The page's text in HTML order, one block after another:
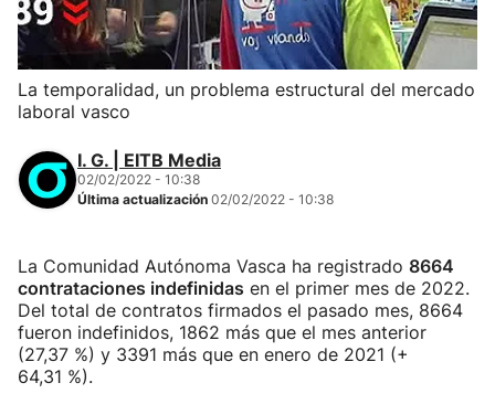
La temporalidad, un problema estructural del mercado
laboral vasco
I. G. | EITB Media
02/02/2022 - 10:38
Última actualización 02/02/2022 - 10:38
La Comunidad Autónoma Vasca ha registrado 8664
contrataciones indefinidas en el primer mes de 2022.
Del total de contratos firmados el pasado mes, 8664
fueron indefinidos, 1862 más que el mes anterior
(27,37 %) y 3391 más que en enero de 2021 (+
64,31 %).